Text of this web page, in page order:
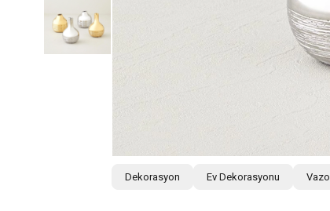
Dekorasyon Ev Dekorasyonu Vazo